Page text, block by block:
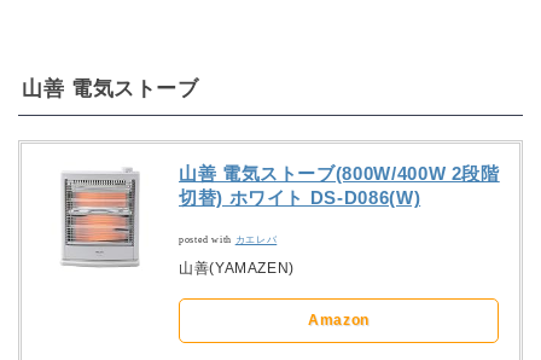
山善 電気ストーブ
山善 電気ストーブ(800W/400W 2段階
切替) ホワイト DS-D086(W)
posted with カエレバ
山善(YAMAZEN)
Amazon